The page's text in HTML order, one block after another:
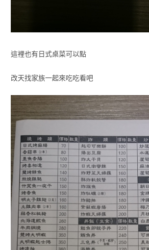
這裡也有日式桌菜可以點
改天找家族一起來吃吃看吧